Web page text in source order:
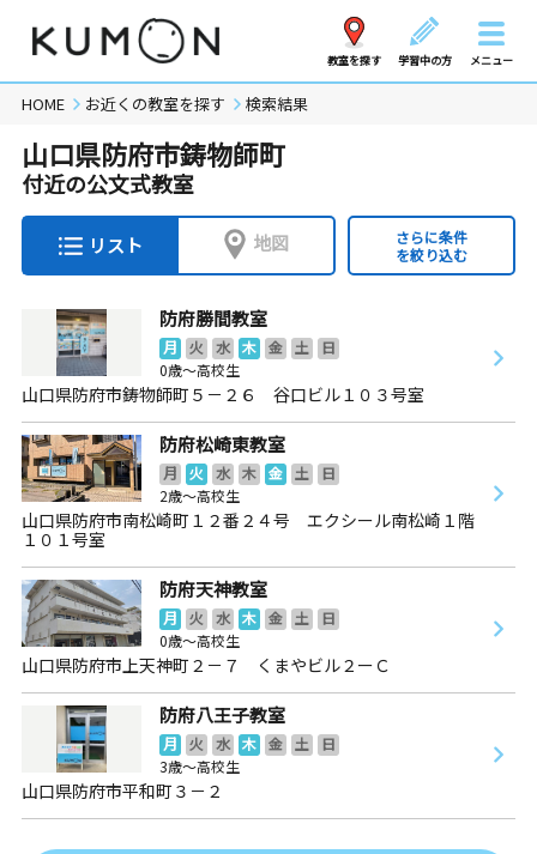
教室を探す 学習中の方 メニュー
HOME お近くの教室を探す 検索結果
山口県防府市鋳物師町
付近の公文式教室
リスト 地図
さらに条件
を絞り込む
防府勝間教室
月 火 水 木 金 土
日
0歳～高校生
山口県防府市鋳物師町５－２６ 谷口ビル１０３号室
防府松崎東教室
月 火 水 木 金 土
日
2歳～高校生
山口県防府市南松崎町１２番２４号 エクシール南松崎１階
１０１号室
防府天神教室
月 火 水 木 金 土
日
0歳～高校生
山口県防府市上天神町２－７ くまやビル２ーＣ
防府八王子教室
月 火 水 木 金 土
日
3歳～高校生
山口県防府市平和町３－２